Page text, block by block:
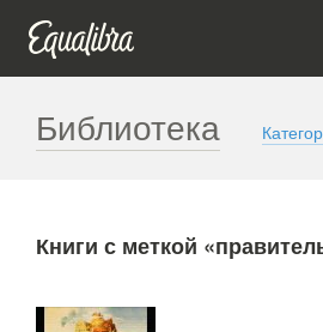
Библиотека
Книги с меткой